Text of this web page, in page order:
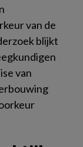
van de
blijkt
van